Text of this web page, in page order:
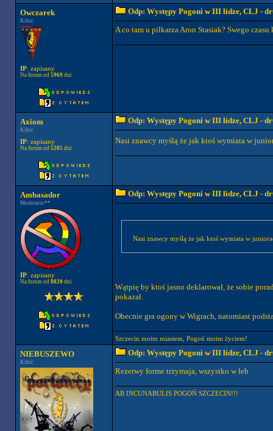
Owczarek
Kibic
IP: zapisany
Na forum od 5969dni
Odp: Występy Pogoni w III lidze, CLJ -
A co tam u piłkarza Aron Stasiak? Swego
Axiom
Kibic
IP: zapisany
Na forum od 5285 dni
Odp: Występy Pogoni w III lidze, CLJ -
Nasi znawcy myślą że jak ktoś wymiata w
Ambasador
Moderator**
IP: zapisany
Na forum od 8020dni
Odp: Występy Pogoni w III lidze, CLJ -
Nasi znawcy myślą że jak ktoś wymiata w
Wątpię by ktoś jasno deklarował, że sobie
pokazał.
Obecnie gra ogony w Wigrach, natomiast
Szczecin moim miastem, Pogoń moim życiem!
NIEBUSZEWO
Kibic
Odp: Występy Pogoni w III lidze, CLJ -
Rezerwy forme trzymaja, wszystko w łeb
AB INCUNABULIS POGOŃ SZCZECIN!!!